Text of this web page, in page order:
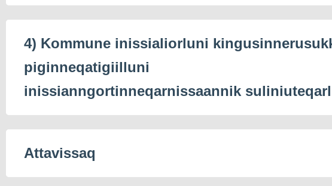
4) Kommune inissialiorluni
piginneqatigiilluni
inissianngortinneqarnissaannik
Attavissaq